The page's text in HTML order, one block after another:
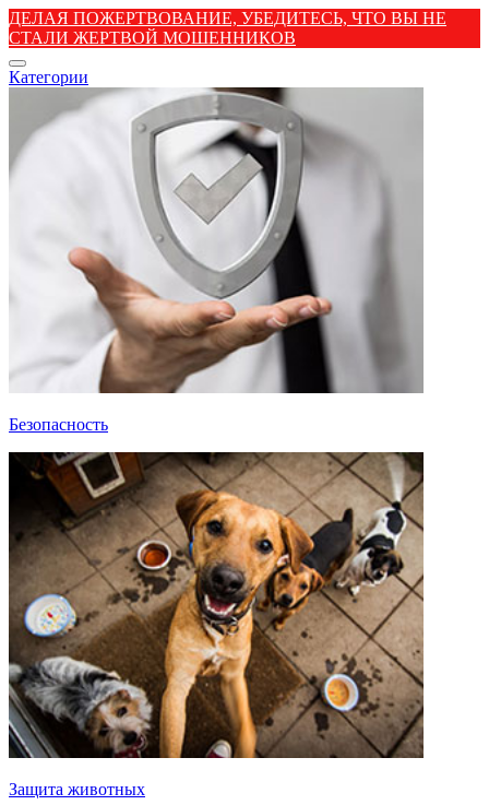
ДЕЛАЯ ПОЖЕРТВОВАНИЕ, УБЕДИТЕСЬ, ЧТО ВЫ НЕ
СТАЛИ ЖЕРТВОЙ МОШЕННИКОВ
Категории
Безопасность
Защита животных